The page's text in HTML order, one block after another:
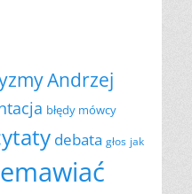
Andrzej
błędy mówcy
debata głos jak